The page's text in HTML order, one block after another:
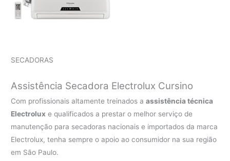
SECADORAS
Assistência Secadora Electrolux Cursino
Com profissionais altamente treinados aassistência técnica
Electrolux e qualificados a prestar o melhor serviço de
manutenção para secadoras nacionais e importados da marca
Electrolux, tenha sempre o apoio ao consumidor na sua região
em São Paulo.